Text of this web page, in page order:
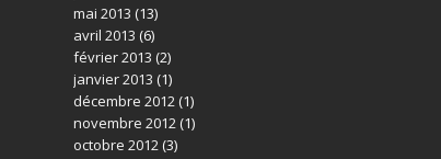
mai 2013 (13)
avril 2013 (6)
février 2013 (2)
janvier 2013 (1)
décembre 2012(1)
novembre 2012(1)
octobre 2012(3)